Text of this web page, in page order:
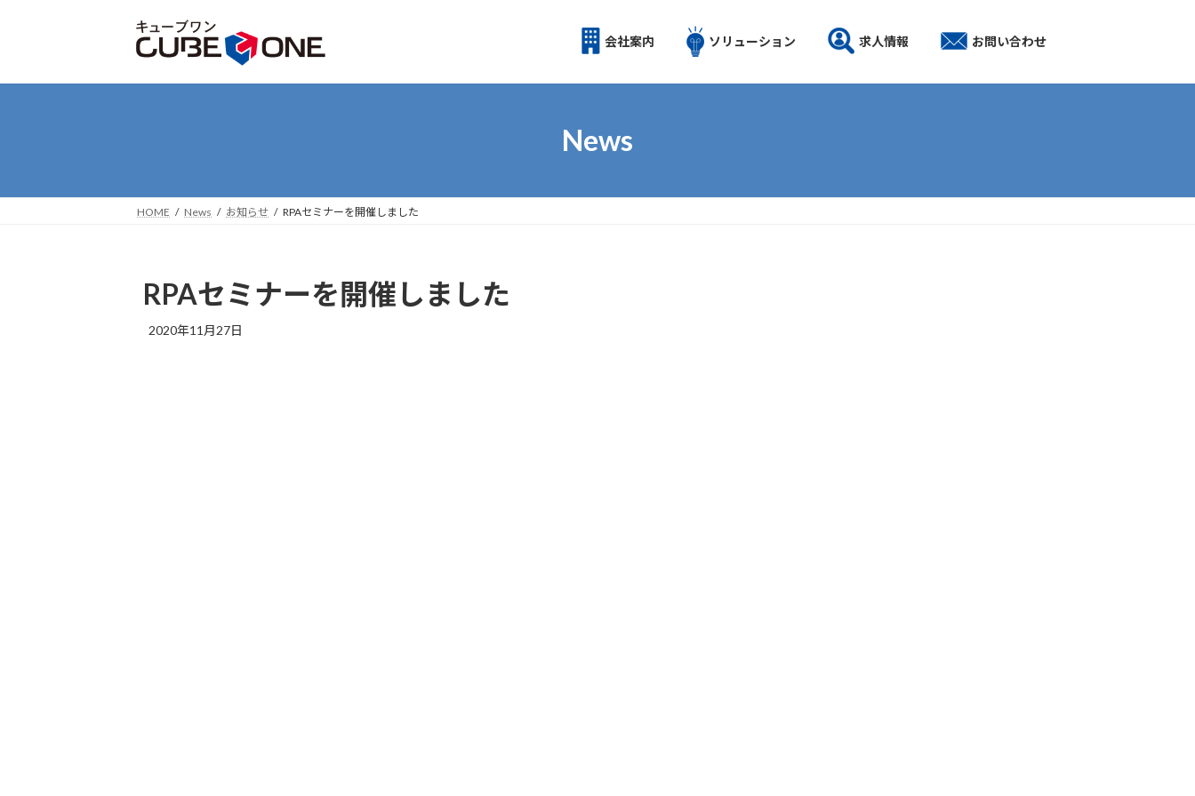
プ
動
会社案内 ソリューション 求人情報 お問い合わせ
News
HOME News お知らせ RPAセミナーを開催しました
RPAセミナーを開催しました
2020年11月27日